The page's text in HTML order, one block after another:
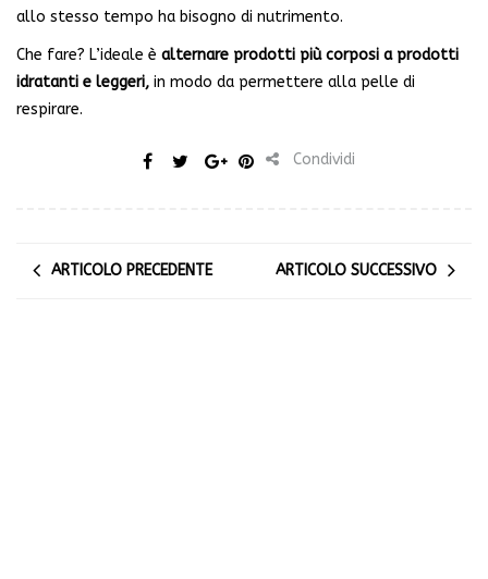
allo stesso tempo ha bisogno di nutrimento.
Che fare? L’ideale è alternare prodotti più corposi a prodotti
idratanti e leggeri, in modo da permettere alla pelle di
respirare.
Condividi
ARTICOLO PRECEDENTE ARTICOLO SUCCESSIVO